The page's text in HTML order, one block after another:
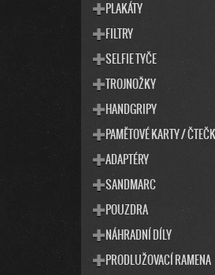
PLAKÁTY
FILTRY
SELFIE TYČE
TROJNOŽKY
HANDGRIPY
PAMĚTOVÉ KARTY /
ADAPTÉRY
SANDMARC
POUZDRA
NÁHRADNÍ DÍLY
PRODLUŽOVACÍ RAMENA